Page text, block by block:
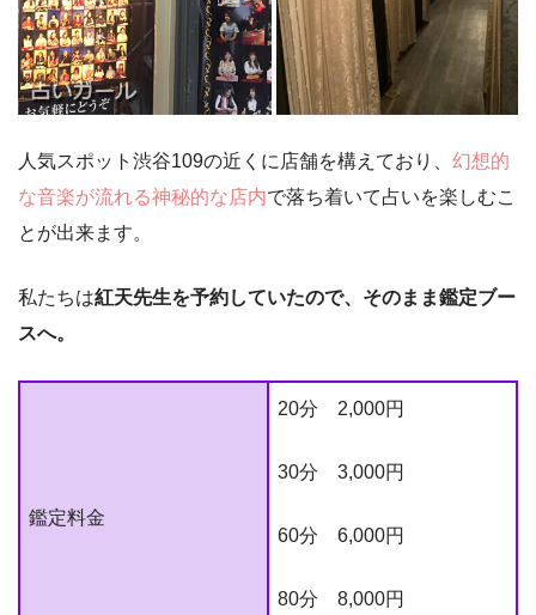
人気スポット渋谷109の近くに店舗を構えており、 幻想的
な音楽が流れる神秘的な店内で落ち着いて占いを楽しむこ
とが出来ます。
私たちは紅天先生を予約していたので、そのまま鑑定ブー
スへ。
鑑定料金
20分 2,000円
30分 3,000円
60分 6,000円
80分 8,000円